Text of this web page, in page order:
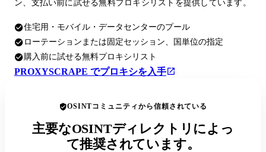
ン、支払い前に試せる無料プロキシリストを提供しています。
住宅用・モバイル・データセンターのプール
ローテーションまたは固定セッション、国単位の指定
購入前に試せる無料プロキシリスト
PROXYSCRAPE でプロキシを入手
OSINTコミュニティから信頼されている
主要なOSINTディレクトリによっ
て推奨されています。